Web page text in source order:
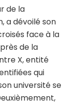
de la
a dévoilé son
face à la
de la
X, entité
qui
université se